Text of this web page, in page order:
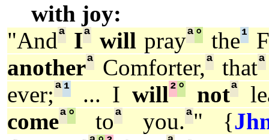
with joy:
"Andª Iª will prayª° the¹
anotherª Comforter,ª thatª
ever;ª¹ ... I will²°notª
comeª° toª you.ª" {